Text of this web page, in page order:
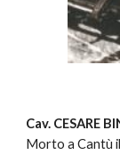
Cav. CESARE
Morto a Cantù